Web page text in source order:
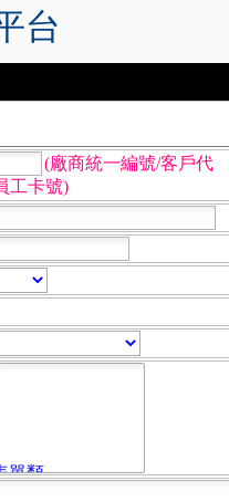
台
(廠商統一編號/客戶代
工卡號)